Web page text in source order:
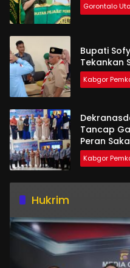
Gorontalo
Bupati
Tekankan
Kabgor
Tancap
Peran
Kabgor
Hukrim